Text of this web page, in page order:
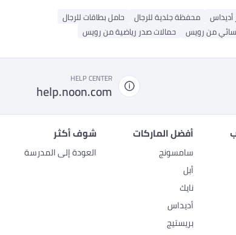
محفظة جلدية للرجال
حامل بطاقات للرجال
من رويس
حمالات صدر رياضية من رويس
HELP CENTER
help.noon.com
أفضل الماركات
سامسونج
أبل
نايك
أديداس
بريستيج
شوف أكثر
العودة إلى المدرسة